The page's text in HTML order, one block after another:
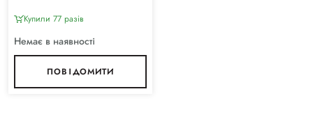
Купили 77 разiв
Немає в наявності
ПОВІДОМИТИ